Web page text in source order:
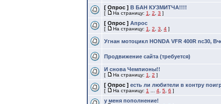
[ Опрос ] В БАН КУЗМИТЧА!!!!
[ На страницу: 1 2 3 ]
[ Опрос ] Апрос
[ На страницу: 1 2 3 4 ]
Угнан мотоцикл HONDA VFR 400R nc30,
Продвижение сайта (требуется)
И снова Чемпионы!!
[ На страницу: 1 2 ]
[ Опрос ] есть ли любители в контру
[ На страницу: 1 4 5 6 ]
у меня пополнение!